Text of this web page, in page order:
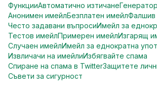
ФункцииАвтоматично изтичане
Анонимен имейлБезплатен имейлФалшив
Често задавани въпросиИмейл за
Тестов имейлПримерен имейлИзгарящ
Случаен имейлИмейл за еднократна
Извличачи на имейлиИзбягвайте спама
Спиране на спама в TwitterЗащитете
Съвети за сигурност